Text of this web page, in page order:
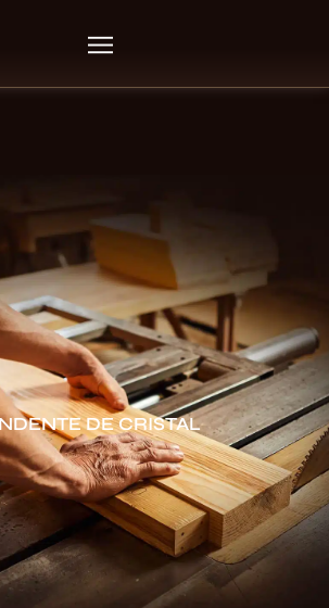
DE CRISTAL